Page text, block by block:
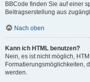
BBCode finden Sie auf einer
Beitragserstellung aus
Nach oben
Kann ich HTML benutzen?
Nein, es ist nicht möglich,
Formatierungsmöglichkeiten,
werden.